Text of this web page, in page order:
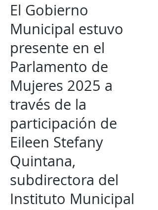
El Gobierno
Municipal estuvo
presente en el
Parlamento de
Mujeres 2025 a
través de la
participación de
Eileen Stefany
Quintana,
subdirectora del
Instituto Municipal